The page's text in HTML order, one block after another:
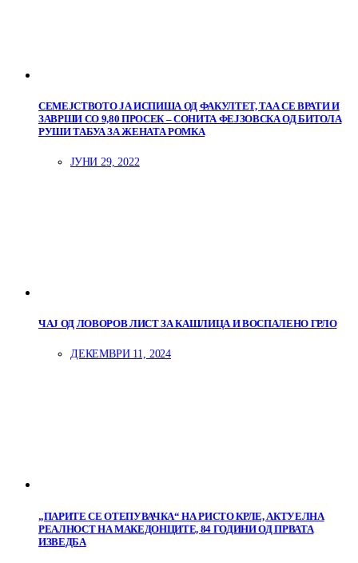
СЕМЕЈСТВОТО ЈА ИСПИША ОД ФАКУЛТЕТ, ТАА СЕ ВРАТИ И
ЗАВРШИ СО 9,80 ПРОСЕК – СОНИТА ФЕЈЗОВСКА ОД БИТОЛА
РУШИ ТАБУА ЗА ЖЕНАТА РОМКА
ЈУНИ 29, 2022
ЧАЈ ОД ЛОВОРОВ ЛИСТ ЗА КАШЛИЦА И ВОСПАЛЕНО ГРЛО
ДЕКЕМВРИ 11, 2024
„ПАРИТЕ СЕ ОТЕПУВАЧКА“ НА РИСТО КРЛЕ, АКТУЕЛНА
РЕАЛНОСТ НА МАКЕДОНЦИТЕ, 84 ГОДИНИ ОД ПРВАТА
ИЗВЕДБА